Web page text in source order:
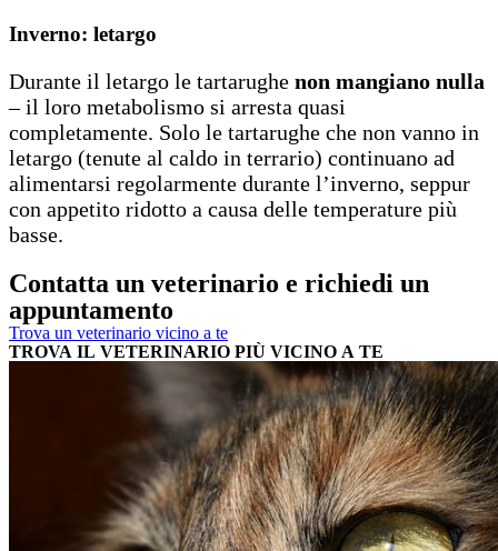
Inverno: letargo
Durante il letargo le tartarughe non mangiano nulla
– il loro metabolismo si arresta quasi
completamente. Solo le tartarughe che non vanno in
letargo (tenute al caldo in terrario) continuano ad
alimentarsi regolarmente durante l’inverno, seppur
con appetito ridotto a causa delle temperature più
basse.
Contatta un veterinario e richiedi un
appuntamento
Trova un veterinario vicino a te
TROVA IL VETERINARIO PIÙ VICINO A TE